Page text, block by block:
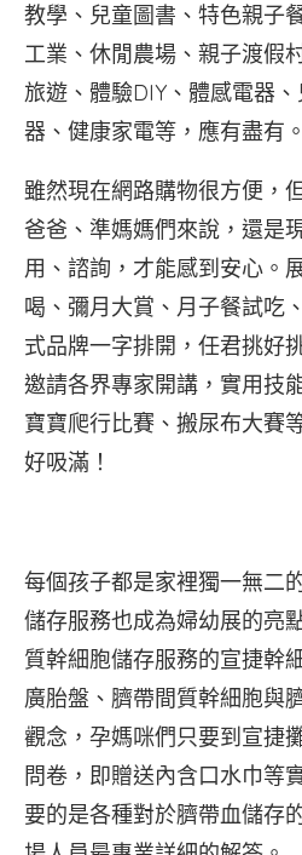
教學、兒童圖書、特色親子
工業、休閒農場、親子渡假
旅遊、體驗DIY、體感電器
器、健康家電等，應有盡有。
雖然現在網路購物很方便，
爸爸、準媽媽們來說，還是
用、諮詢，才能感到安心。
喝、彌月大賞、月子餐試吃
式品牌一字排開，任君挑好
邀請各界專家開講，實用技
寶寶爬行比賽、搬尿布大賽
好吸滿！
每個孩子都是家裡獨一無二
儲存服務也成為婦幼展的亮
質幹細胞儲存服務的宣捷幹
廣胎盤、臍帶間質幹細胞與
觀念，孕媽咪們只要到宣捷
問卷，即贈送內含口水巾等
要的是各種對於臍帶血儲存